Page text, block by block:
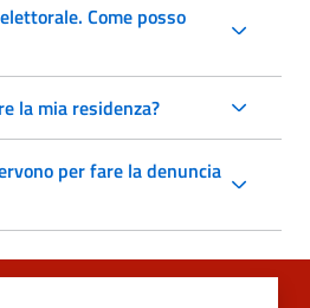
Come posso
la mia residenza?
per fare la denuncia